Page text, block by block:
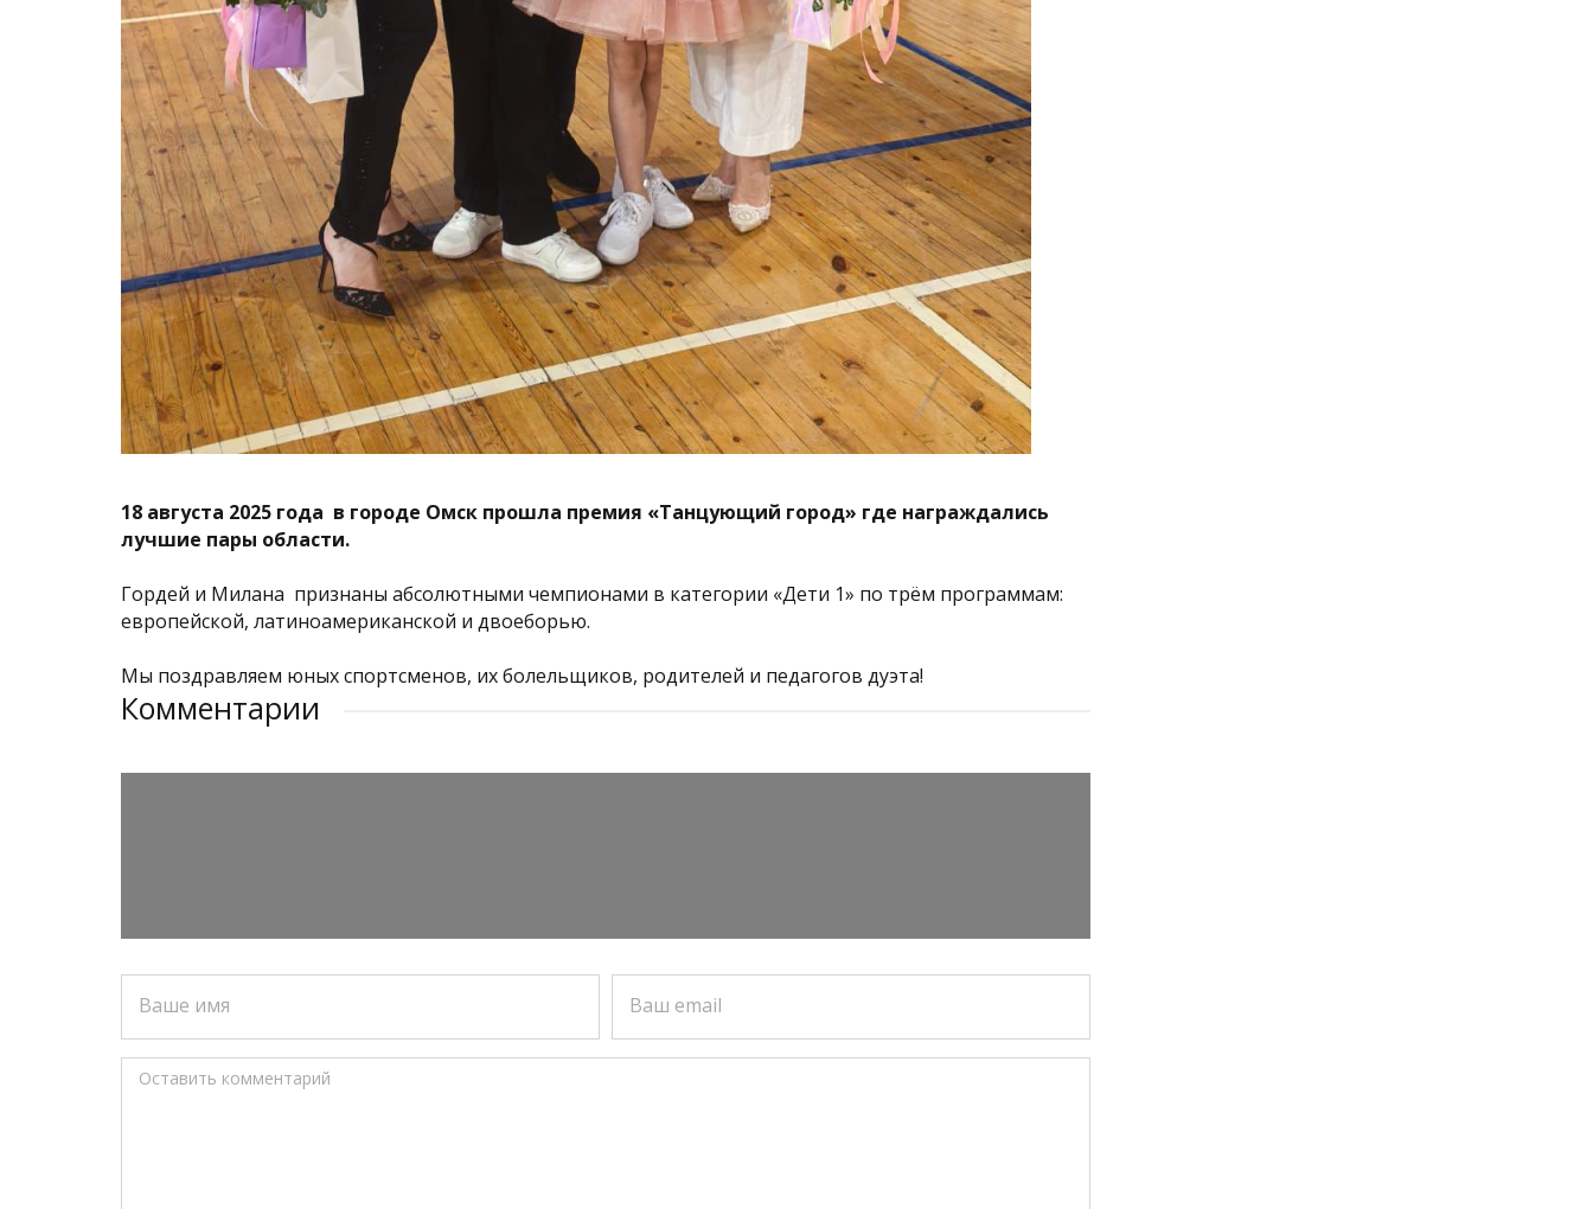
18 августа 2025 года в городе Омск прошла премия «Танцующий город» где награждались
лучшие пары области.
Гордей и Милана признаны абсолютными чемпионами в категории «Дети 1» по трём программам:
европейской, латиноамериканской и двоеборью.
Мы поздравляем юных спортсменов, их болельщиков, родителей и педагогов дуэта!
Комментарии
Ваше имя Ваш email
Оставить комментарий